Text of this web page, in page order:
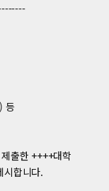
등
출한 ++++대학
시합니다.